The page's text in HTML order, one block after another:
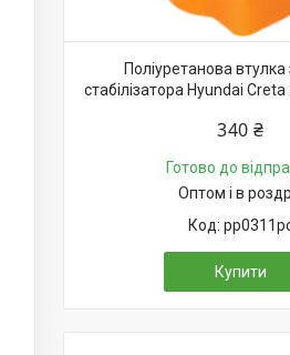
Поліуретанова
стабілізатора Hyundai
340 ₴
Готово до
Оптом і в
Купити